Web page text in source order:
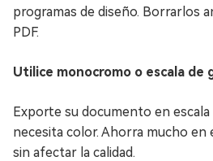
programas de diseño. Borrarlos
PDF.
Utilice monocromo o escala de
Exporte su documento en escala
necesita color. Ahorra mucho en
sin afectar la calidad.